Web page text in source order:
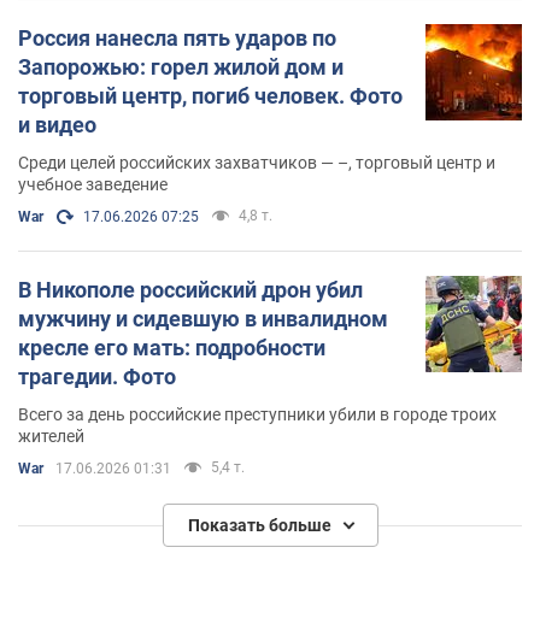
Россия нанесла пять ударов по
Запорожью: горел жилой дом и
торговый центр, погиб человек. Фото
и видео
Среди целей российских захватчиков — –, торговый центр и
учебное заведение
War 17.06.2026 07:25 4,8 т.
В Никополе российский дрон убил
мужчину и сидевшую в инвалидном
кресле его мать: подробности
трагедии. Фото
Всего за день российские преступники убили в городе троих
жителей
War 17.06.2026 01:31 5,4 т.
Показать больше